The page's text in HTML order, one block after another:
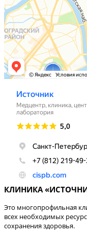
КЛИНИКА
Это многопрофильная
всех необходимых
сохранения здоровья.